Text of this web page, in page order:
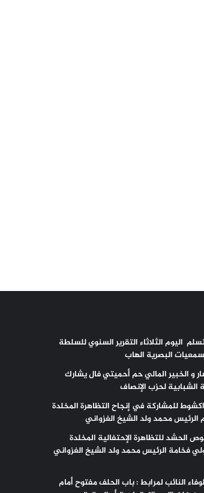
اليوم الثلاثاء التقرير السنوي للسلطة
البصرية الهاب
و الخبير المالي حم أحميتي فال يشارك
لحزب الإنصاف
للمشاركة في إنجاح التظاهرة المخلدة
للتظاهرة الإحتفالية المخلدة
فخامة الرئيس محمد ولد الشيخ الغزواني
النائب لمرابط : باب الحلف مفتوح أمام